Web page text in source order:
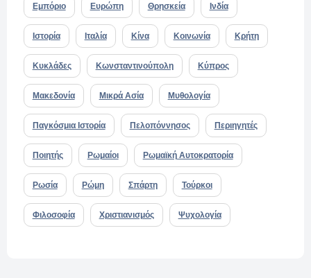
Εμπόριο Ευρώπη Θρησκεία Ινδία
Ιστορία Ιταλία Κίνα Κοινωνία Κρήτη
Κυκλάδες Κωνσταντινούπολη Κύπρος
Μακεδονία Μικρά Ασία Μυθολογία
Παγκόσμια Ιστορία Πελοπόννησος Περιηγητές
Ποιητής Ρωμαίοι Ρωμαϊκή Αυτοκρατορία
Ρωσία Ρώμη Σπάρτη Τούρκοι
Φιλοσοφία Χριστιανισμός Ψυχολογία